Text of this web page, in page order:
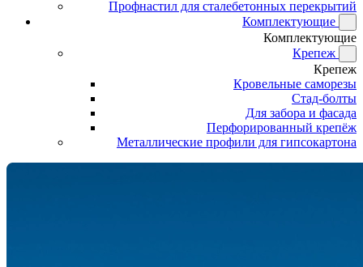
Профнастил для сталебетонных перекрытий
Комплектующие
Комплектующие
Крепеж
Крепеж
Кровельные саморезы
Стад-болты
Для забора и фасада
Перфорированный крепёж
Металлические профили для гипсокартона